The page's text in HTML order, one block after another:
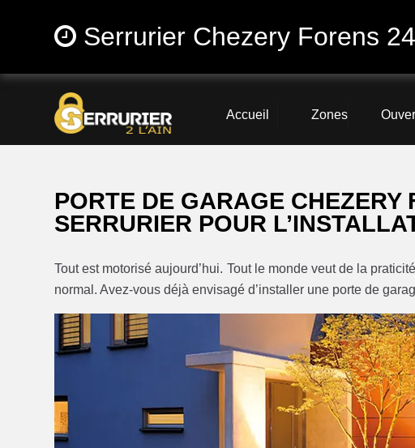
Serrurier Chezery Forens
Accueil Zones
PORTE DE GARAGE CHEZERY
SERRURIER POUR
Tout est motorisé aujourd’hui. Tout le monde veut de la
normal. Avez-vous déjà envisagé d’installer une porte de